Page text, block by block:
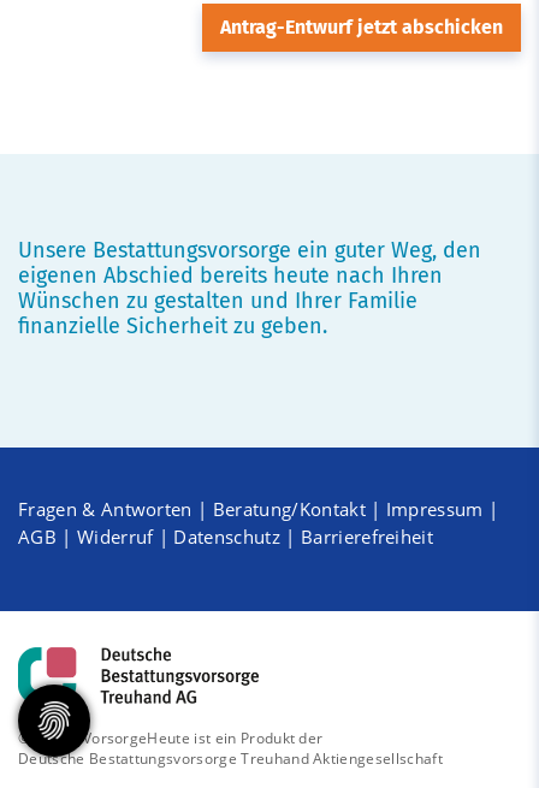
Unsere Bestattungsvorsorge ein guter Weg, den
eigenen Abschied bereits heute nach Ihren
Wünschen zu gestalten und Ihrer Familie
finanzielle Sicherheit zu geben.
Fragen & Antworten | Beratung/Kontakt| Impressum |
AGB | Widerruf| Datenschutz | Barrierefreiheit
© 2026 - VorsorgeHeute ist ein Produkt der
Deutsche Bestattungsvorsorge Treuhand Aktiengesellschaft